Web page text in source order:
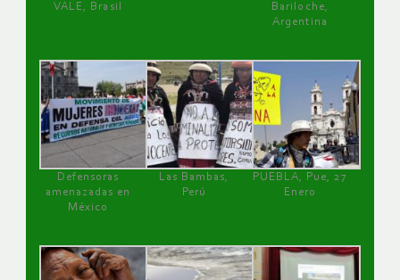
VALE, Brasil
Bariloche,
Argentina
Defensoras
amenazadas en
México
Las Bambas,
Perú
PUEBLA, Pue, 27
Enero